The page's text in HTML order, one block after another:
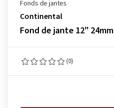
Fonds de jantes
Continental
Fond de jante 12" 24mm
(0)